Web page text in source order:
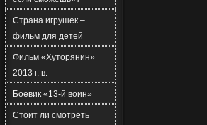
Страна игрушек –
фильм для детей
Фильм «Хуторянин»
2013 г. в.
Боевик «13-й воин»
Стоит ли смотреть